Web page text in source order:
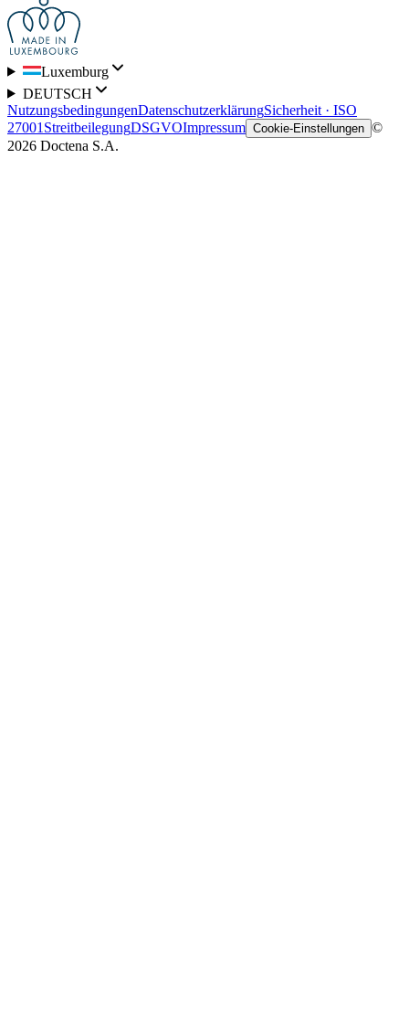
Luxemburg
DEUTSCH
NutzungsbedingungenDatenschutzerklärungSicherheit · ISO
27001 StreitbeilegungDSGVOImpressum Cookie-Einstellungen ©
2026 Doctena S.A.